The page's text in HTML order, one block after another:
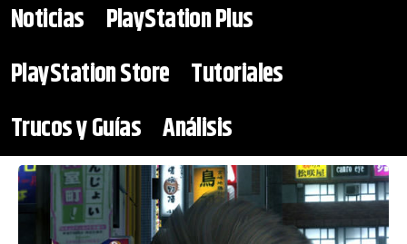
Noticias
PlayStation Plus
PlayStation Store Tutoriales
Trucos y Guías Análisis